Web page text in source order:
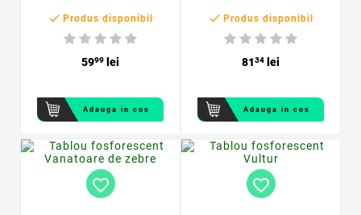
 Produs disponibil
5999 lei
Adauga in cos
 Produs disponibil
8134 lei
Adauga in cos
favorite_border favorite_border